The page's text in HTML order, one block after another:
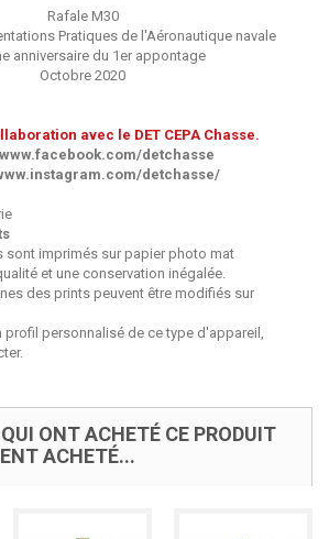
Rafale M30
Pratiques de l'Aéronautique navale
anniversaire du 1er appontage
Octobre 2020
avec le DET CEPA Chasse.
detchasse
detchasse/
sont imprimés sur papier photo mat
et une conservation inégalée.
des prints peuvent être modifiés sur
profil personnalisé de ce type d'appareil,
ONT ACHETÉ CE PRODUIT
ACHETÉ...